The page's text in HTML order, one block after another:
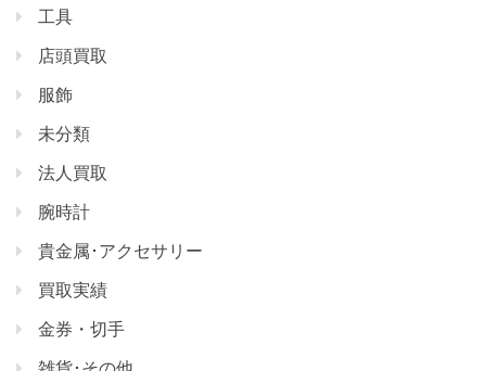
工具
店頭買取
服飾
未分類
法人買取
腕時計
貴金属･アクセサリー
買取実績
金券・切手